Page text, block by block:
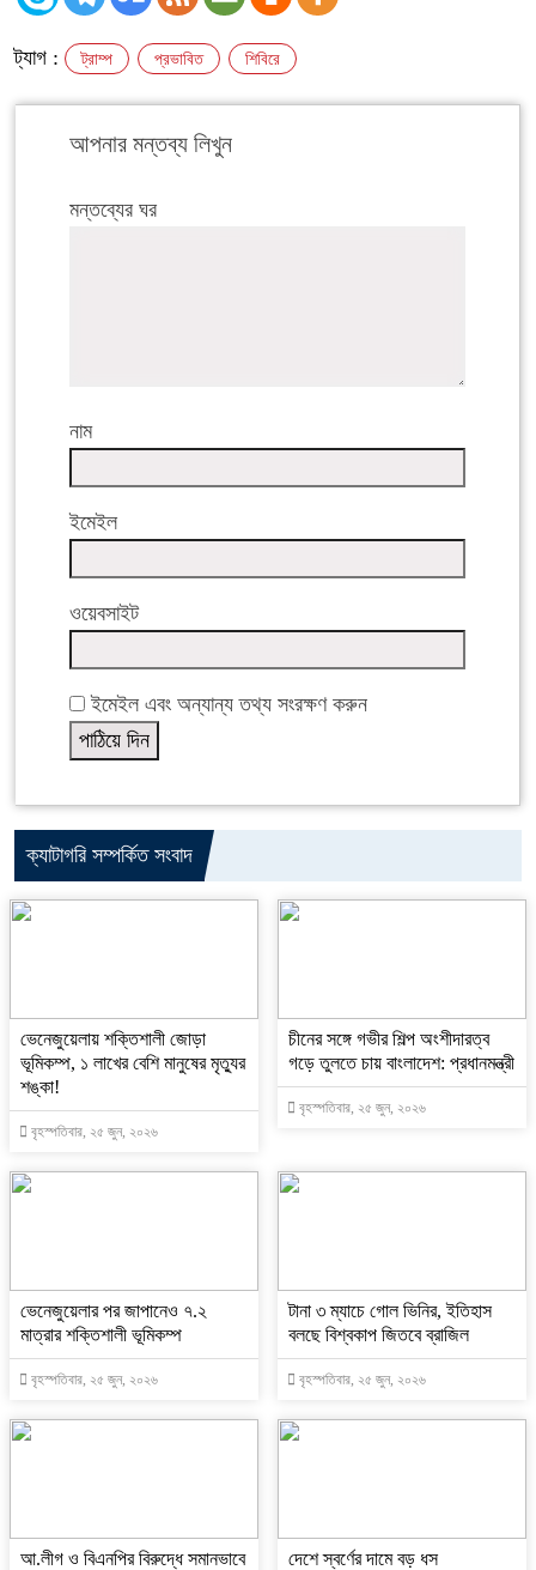
ট্যাগ : ট্রাম্প প্রভাবিত শিবিরে
আপনার মন্তব্য লিখুন
মন্তব্যের ঘর
নাম
ইমেইল
ওয়েবসাইট
ইমেইল এবং অন্যান্য তথ্য সংরক্ষণ করুন
ক্যাটাগরি সম্পর্কিত সংবাদ
ভেনেজুয়েলায় শক্তিশালী জোড়া
ভূমিকম্প, ১ লাখের বেশি মানুষের মৃত্যুর
শঙ্কা!
বৃহস্পতিবার, ২৫ জুন, ২০২৬
চীনের সঙ্গে গভীর শিল্প অংশীদারত্ব
গড়ে তুলতে চায় বাংলাদেশ: প্রধানমন্ত্রী
বৃহস্পতিবার, ২৫ জুন, ২০২৬
ভেনেজুয়েলার পর জাপানেও ৭.২
মাত্রার শক্তিশালী ভূমিকম্প
বৃহস্পতিবার, ২৫ জুন, ২০২৬
টানা ৩ ম্যাচে গোল ভিনির, ইতিহাস
বলছে বিশ্বকাপ জিতবে ব্রাজিল
বৃহস্পতিবার, ২৫ জুন, ২০২৬
আ.লীগ ও বিএনপির বিরুদ্ধে সমানভাবে
দেশে স্বর্ণের দামে বড় ধস